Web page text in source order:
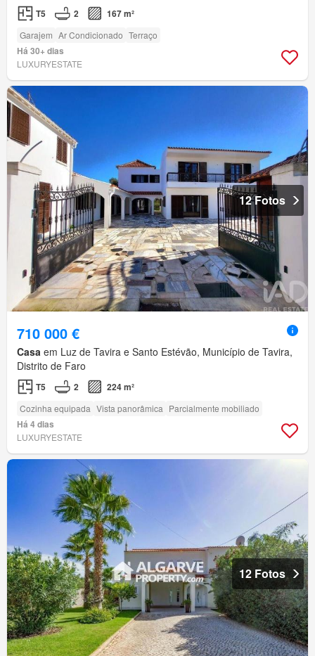
T5 2 167 m²
Garajem Ar Condicionado Terraço
Há 30+ dias
LUXURYESTATE
12 Fotos
710 000 €
Casa em Luz de Tavira e Santo Estévão, Município de Tavira,
Distrito de Faro
T5 2 224 m²
Cozinha equipada Vista panorâmica Parcialmente mobiliado
Há 4 dias
LUXURYESTATE
12 Fotos